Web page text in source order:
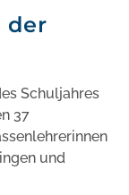
der
Schuljahres
37
und